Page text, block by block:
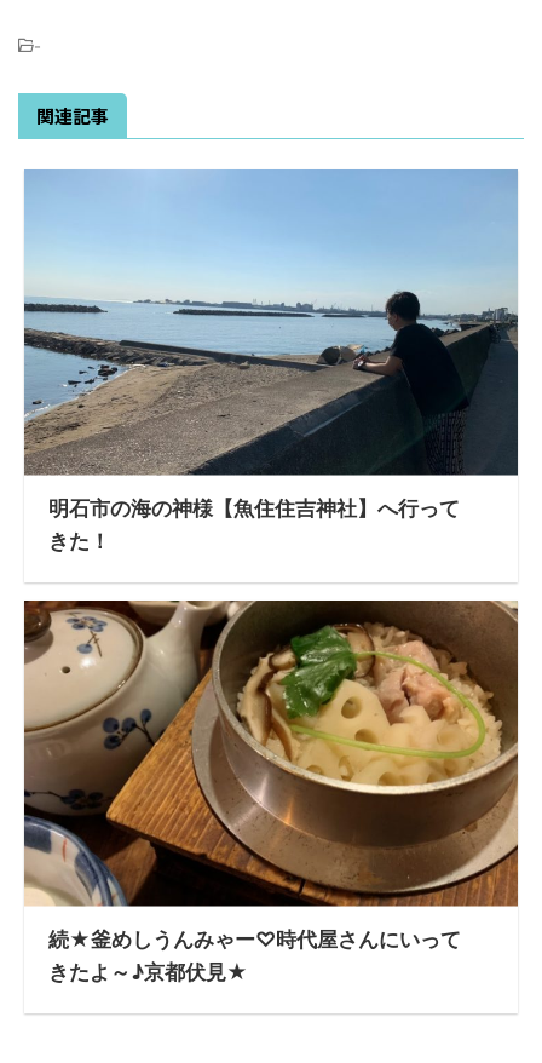
-
関連記事
明石市の海の神様【魚住住吉神社】へ行って
きた！
続★釜めしうんみゃー♡時代屋さんにいって
きたよ～♪京都伏見★